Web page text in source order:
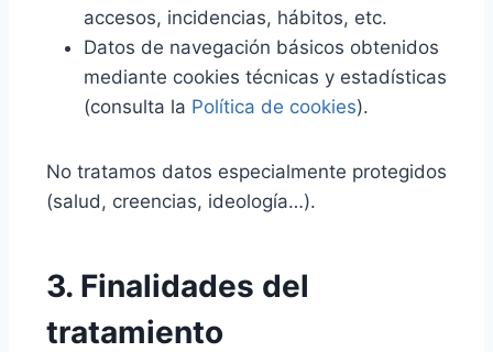
accesos, incidencias, hábitos, etc.
Datos de navegación básicos obtenidos
mediante cookies técnicas y estadísticas
(consulta la Política de cookies).
No tratamos datos especialmente protegidos
(salud, creencias, ideología…).
3. Finalidades del
tratamiento